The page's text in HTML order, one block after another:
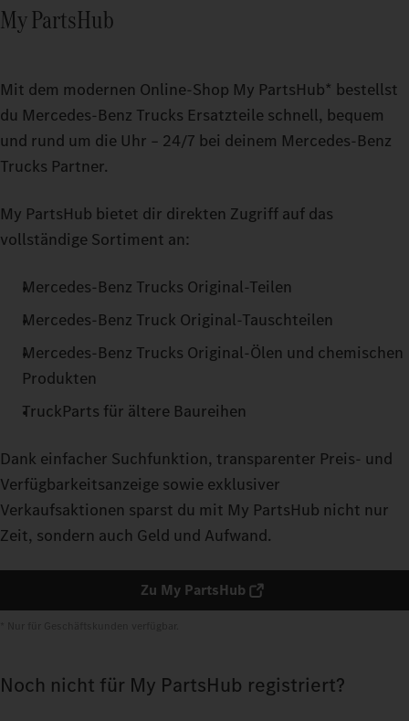
My PartsHub
Mit dem modernen Online-Shop My PartsHub* bestellst
du Mercedes‑Benz Trucks Ersatzteile schnell, bequem
und rund um die Uhr – 24/7 bei deinem Mercedes‑Benz
Trucks Partner.
My PartsHub bietet dir direkten Zugriff auf das
vollständige Sortiment an:
Mercedes‑Benz Trucks Original-Teilen
Mercedes‑Benz Truck Original-Tauschteilen
Mercedes‑Benz Trucks Original-Ölen und chemischen
Produkten
TruckParts für ältere Baureihen
Dank einfacher Suchfunktion, transparenter Preis- und
Verfügbarkeitsanzeige sowie exklusiver
Verkaufsaktionen sparst du mit My PartsHub nicht nur
Zeit, sondern auch Geld und Aufwand.
Zu My PartsHub
Noch nicht für My PartsHub registriert?